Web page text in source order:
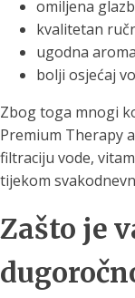
omiljena
kvalitetan
ugodna aroma
bolji osjećaj
Zbog toga mnogi
Premium Therapy
filtraciju vode,
tijekom
Zašto je